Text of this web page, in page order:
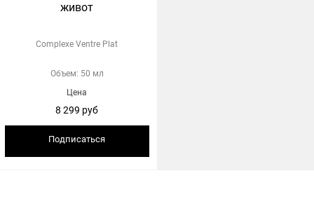
живот
Complexe Ventre Plat
Объем: 50 мл
Цена
8 299 руб
Подписаться